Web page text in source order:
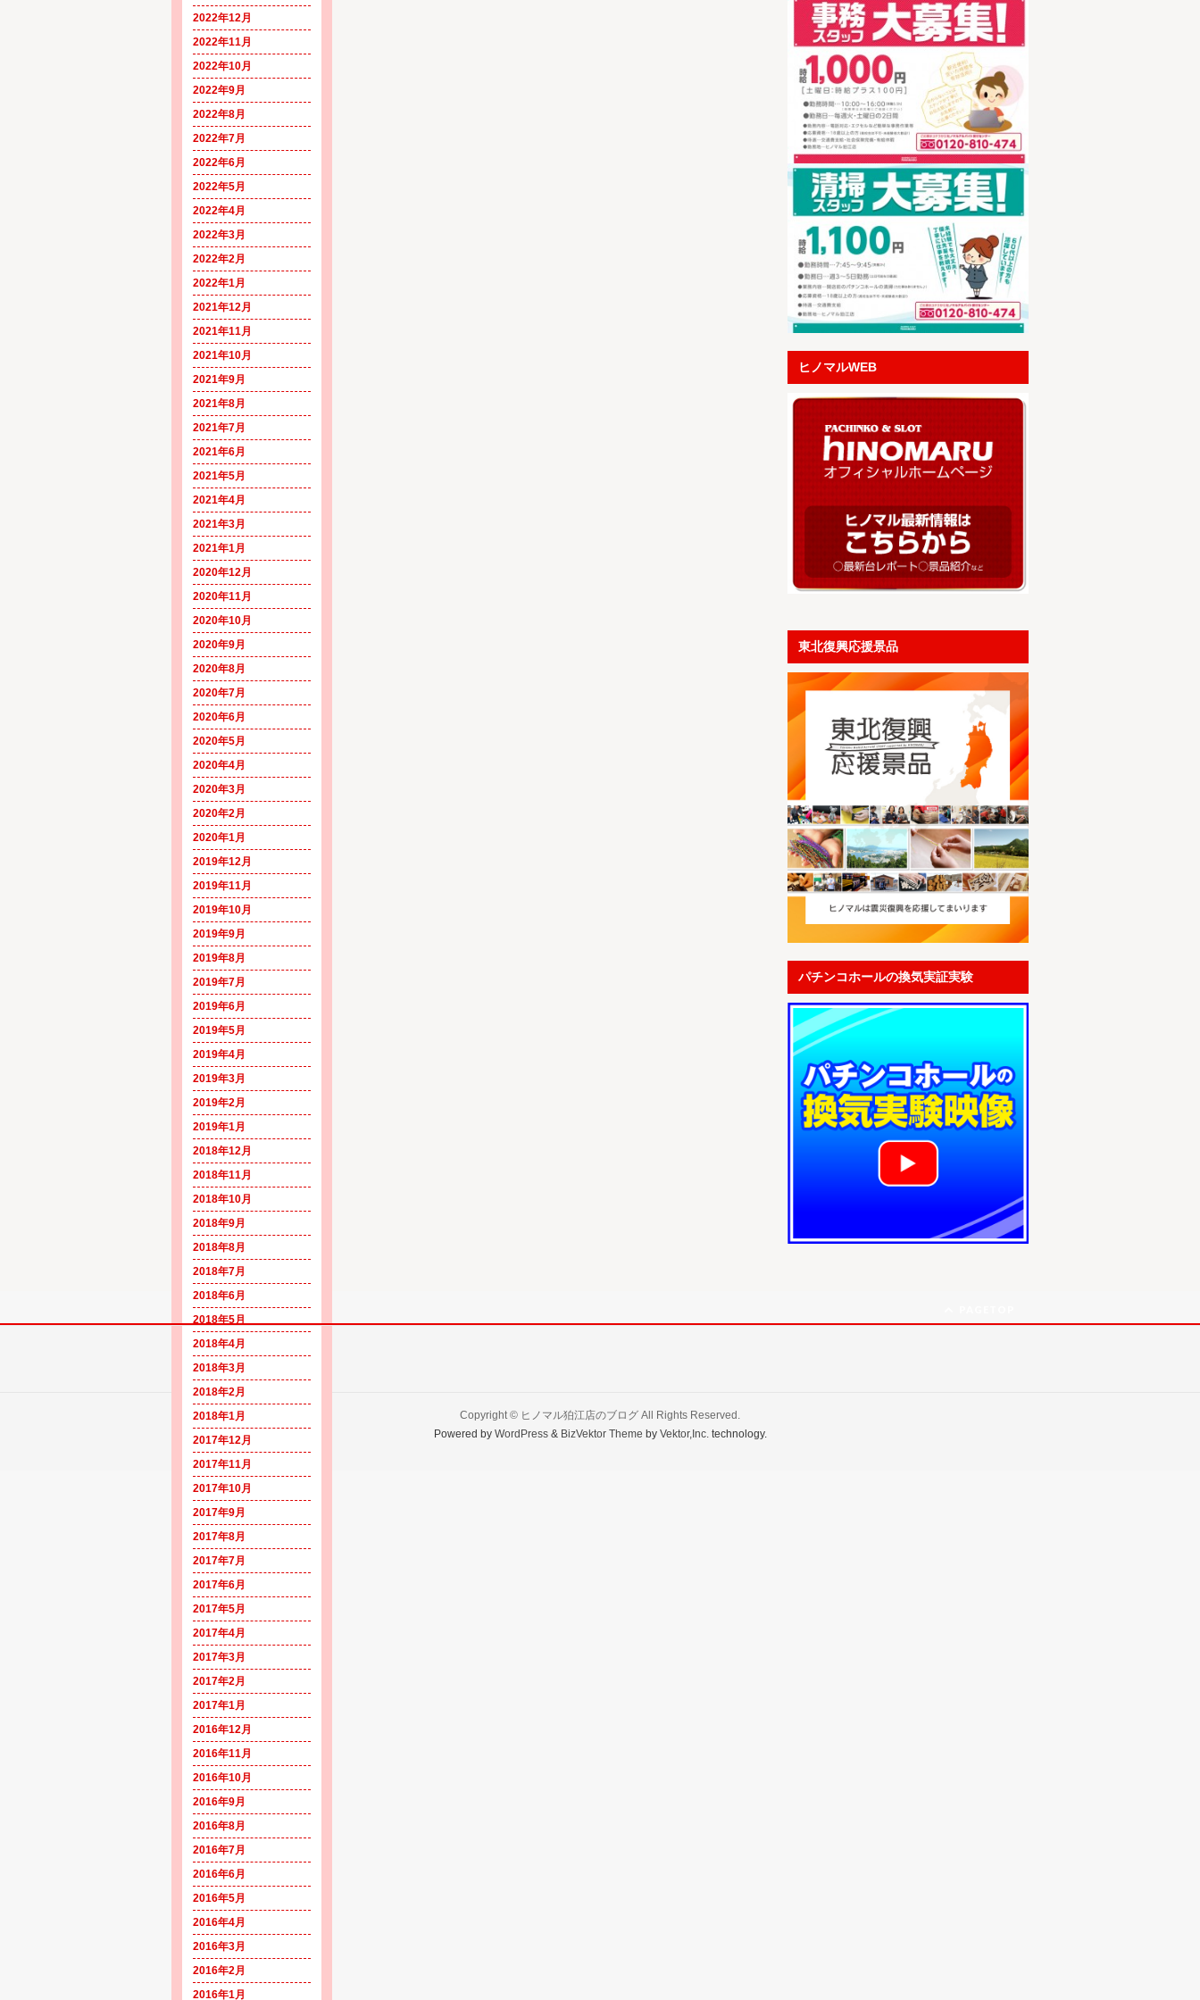
2022年12月
2022年11月
2022年10月
2022年9月
2022年8月
2022年7月
2022年6月
2022年5月
2022年4月
2022年3月
2022年2月
2022年1月
2021年12月
2021年11月
2021年10月
2021年9月
2021年8月
2021年7月
2021年6月
2021年5月
2021年4月
2021年3月
2021年1月
2020年12月
2020年11月
2020年10月
2020年9月
2020年8月
2020年7月
2020年6月
2020年5月
2020年4月
2020年3月
2020年2月
2020年1月
2019年12月
2019年11月
2019年10月
2019年9月
2019年8月
2019年7月
2019年6月
2019年5月
2019年4月
2019年3月
2019年2月
2019年1月
2018年12月
2018年11月
2018年10月
2018年9月
2018年8月
2018年7月
2018年6月
2018年5月
2018年4月
2018年3月
2018年2月
2018年1月
2017年12月
2017年11月
2017年10月
2017年9月
2017年8月
2017年7月
2017年6月
2017年5月
2017年4月
2017年3月
2017年2月
2017年1月
2016年12月
2016年11月
2016年10月
2016年9月
2016年8月
2016年7月
2016年6月
2016年5月
2016年4月
2016年3月
2016年2月
2016年1月
ヒノマルWEB
東北復興応援景品
パチンコホールの換気実証実験
ヒノマル狛江店のブログ
Copyright © ヒノマル狛江店のブログ All Rights Reserved.
Powered by WordPress& BizVektor Theme by Vektor,Inc.technology.